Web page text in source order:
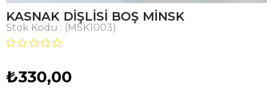
KASNAK DİŞLİSİ BOŞ MİNSK
Stok Kodu (MSK1003)
₺330,00